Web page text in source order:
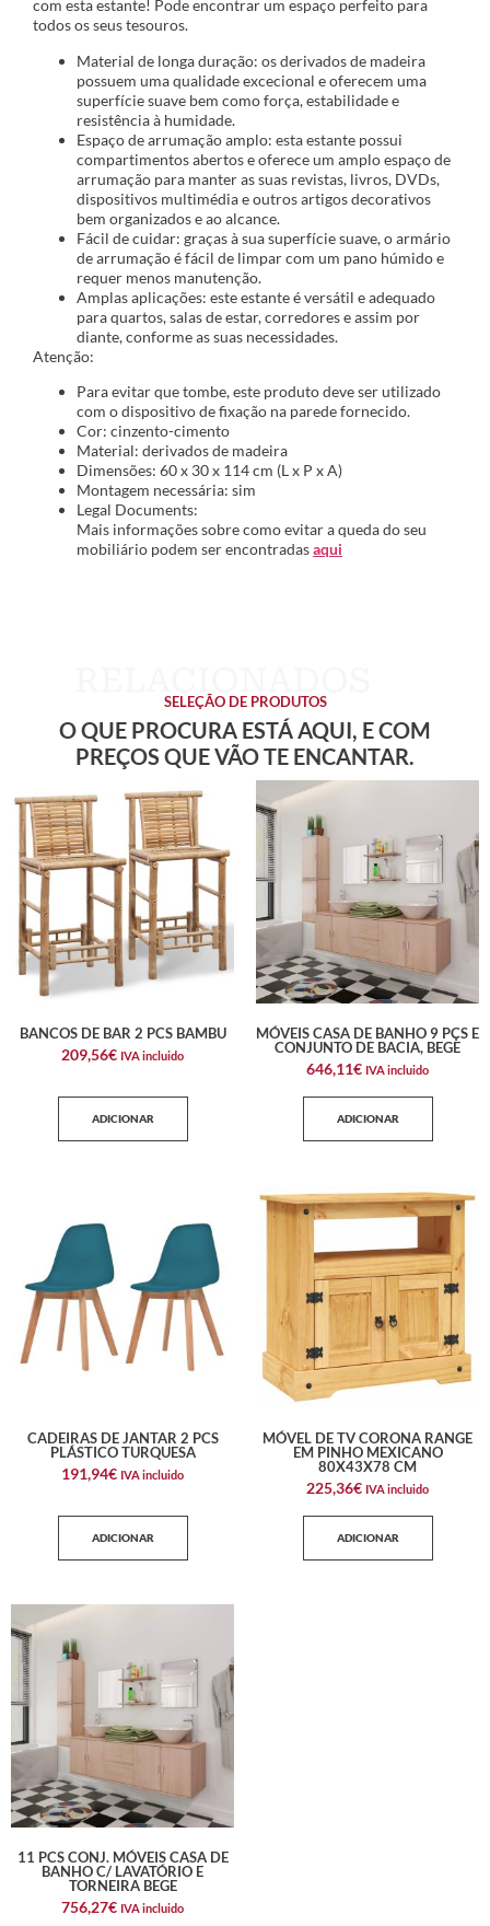
com esta estante! Pode encontrar um espaço perfeito para
todos os seus tesouros.
Material de longa duração: os derivados de madeira
possuem uma qualidade excecional e oferecem uma
superfície suave bem como força, estabilidade e
resistência à humidade.
Espaço de arrumação amplo: esta estante possui
compartimentos abertos e oferece um amplo espaço de
arrumação para manter as suas revistas, livros, DVDs,
dispositivos multimédia e outros artigos decorativos
bem organizados e ao alcance.
Fácil de cuidar: graças à sua superfície suave, o armário
de arrumação é fácil de limpar com um pano húmido e
requer menos manutenção.
Amplas aplicações: este estante é versátil e adequado
para quartos, salas de estar, corredores e assim por
diante, conforme as suas necessidades.
Atenção:
Para evitar que tombe, este produto deve ser utilizado
com o dispositivo de fixação na parede fornecido.
Cor: cinzento-cimento
Material: derivados de madeira
Dimensões: 60 x 30 x 114 cm (L x P x A)
Montagem necessária: sim
Legal Documents:
Mais informações sobre como evitar a queda do seu
mobiliário podem ser encontradasaqui
SELEÇÃO DE PRODUTOS
O QUE PROCURA ESTÁ AQUI, E COM
PREÇOS QUE VÃO TE ENCANTAR.
BANCOS DE BAR 2 PCS BAMBU
209,56€ IVA incluido
ADICIONAR
MÓVEIS CASA DE BANHO 9 PÇS E
CONJUNTO DE BACIA, BEGE
646,11€ IVA incluido
ADICIONAR
CADEIRAS DE JANTAR 2 PCS
PLÁSTICO TURQUESA
191,94€ IVA incluido
ADICIONAR
MÓVEL DE TV CORONA RANGE
EM PINHO MEXICANO
80X43X78 CM
225,36€ IVA incluido
ADICIONAR
11 PCS CONJ. MÓVEIS CASA DE
BANHO C/ LAVATÓRIO E
TORNEIRA BEGE
756,27€ IVA incluido